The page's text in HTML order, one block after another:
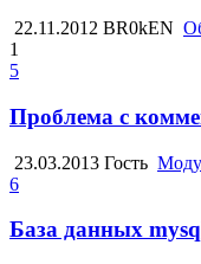
22.11.2012 BR0kEN
1
5
Проблема с
23.03.2013 Гость
6
База данных